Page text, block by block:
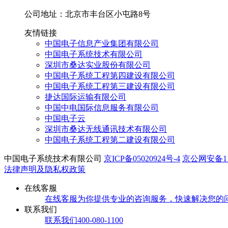
公司地址：北京市丰台区小屯路8号
友情链接
中国电子信息产业集团有限公司
中国电子系统技术有限公司
深圳市桑达实业股份有限公司
中国电子系统工程第四建设有限公司
中国电子系统工程第三建设有限公司
捷达国际运输有限公司
中国中电国际信息服务有限公司
中国电子云
深圳市桑达无线通讯技术有限公司
中国电子系统工程第二建设有限公司
中国电子系统技术有限公司 京ICP备05020924号-4 京公网安备
法律声明及隐私权政策
在线客服
在线客服为你提供专业的咨询服务，快速解决您的
联系我们
联系我们400-080-1100